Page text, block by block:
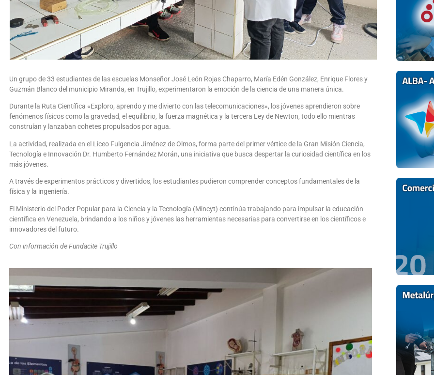
Un grupo de 33 estudiantes de las escuelas Monseñor José León Rojas Chaparro, María Edén González, Enrique Flores y
Guzmán Blanco del municipio Miranda, en Trujillo, experimentaron la emoción de la ciencia de una manera única.
Durante la Ruta Científica «Exploro, aprendo y me divierto con las telecomunicaciones», los jóvenes aprendieron sobre
fenómenos físicos como la gravedad, el equilibrio, la fuerza magnética y la tercera Ley de Newton, todo ello mientras
construían y lanzaban cohetes propulsados por agua.
La actividad, realizada en el Liceo Fulgencia Jiménez de Olmos, forma parte del primer vértice de la Gran Misión Ciencia,
Tecnología e Innovación Dr. Humberto Fernández Morán, una iniciativa que busca despertar la curiosidad científica en los
más jóvenes.
A través de experimentos prácticos y divertidos, los estudiantes pudieron comprender conceptos fundamentales de la
física y la ingeniería.
El Ministerio del Poder Popular para la Ciencia y la Tecnología (Mincyt) continúa trabajando para impulsar la educación
científica en Venezuela, brindando a los niños y jóvenes las herramientas necesarias para convertirse en los científicos e
innovadores del futuro.
Con información de Fundacite Trujillo